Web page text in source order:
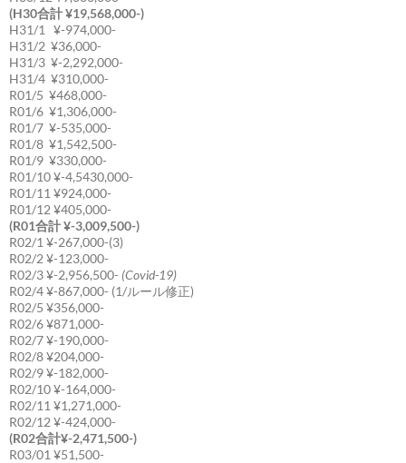
(H30合計 ¥19,568,000-)
H31/1 ¥-974,000-
H31/2 ¥36,000-
H31/3 ¥-2,292,000-
H31/4 ¥310,000-
R01/5 ¥468,000-
R01/6 ¥1,306,000-
R01/7 ¥-535,000-
R01/8 ¥1,542,500-
R01/9 ¥330,000-
R01/10 ¥-4,5430,000-
R01/11 ¥924,000-
R01/12 ¥405,000-
(R01合計 ¥-3,009,500-)
R02/1 ¥-267,000-(3)
R02/2 ¥-123,000-
R02/3 ¥-2,956,500- (Covid-19)
R02/4 ¥-867,000- (1/ルール修正)
R02/5 ¥356,000-
R02/6 ¥871,000-
R02/7 ¥-190,000-
R02/8 ¥204,000-
R02/9 ¥-182,000-
R02/10 ¥-164,000-
R02/11 ¥1,271,000-
R02/12 ¥-424,000-
(R02合計¥-2,471,500-)
R03/01 ¥51,500-